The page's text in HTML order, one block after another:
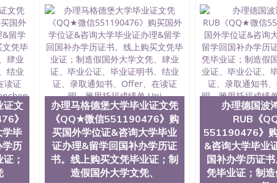
子图； 4、电子图做好发给客户确认； 5、电子图确认好转成品部
再付余款； 7、快递给客户（国内顺丰，国外DHL）。 三、真实
认证，留服真实存档可查，存档。 2、留学回国人员证明（使馆
网真实可查认证办理，存档可查，终身受用。 四、办理流程农业
学院、地球及物质科学院、教育学院、工程学院、健康与人类发
、护理学院、科学学院等。学校的教育学院排名在全美前十名，
纽约大学为学生们提供本科、硕士及博士学位。学校的专业课程
筑工程、经济、医学、护理、文学、音乐、生物学、统计学、美
染控制、历史、电气工程、生物工程、建筑设计、工商管理、材
、数学、化学、英语、社会科学、心理学、戏剧、市场营销、机械
、商科、金融专业 1、客户提供相关材料，确定客户办理信息，给
等相关材料； 3、留服注册申请账号，付定金； 4、预约递交时间
材料； 5、等待结果，完成结果书留服直接邮寄给客户 6、客户
及学院的毕业证成绩单所使用的材料，尺寸大小，防伪结构（包括
，LOGO烫金烫银复合重叠。 文字图案浮雕，激光镭射，紫外荧光
。质量得到了广大海外客户群体的认可，同时和海外学校留学中
证文
》
毕
历
；
办理马格德堡大学毕业证文凭
《QQ★微信551190476》购
买国外学位证&咨询大学毕业
证办理&留学回国补办学历证
书。线上购买文凭毕业证；制
造假国外大学文凭、
办理德国波
RUB《
551190476》
&咨询大学毕业
国补办学历证
凭毕业证；制